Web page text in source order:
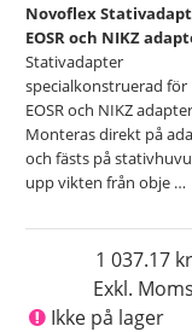
Novoflex
EOSR och NIKZ
Stativadapter
specialkonstruerad
EOSR och NIKZ
Monteras direkt på
och fästs på
upp vikten från obje …
Exkl. Moms
1 037.17
Ikke på lager